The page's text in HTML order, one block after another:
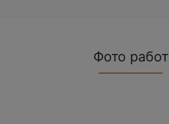
Фото работ